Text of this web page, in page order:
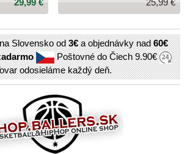
Slovensko od3€a objednávky nad60€
Poštovné do Čiech9.90€
odosieláme každý deň.